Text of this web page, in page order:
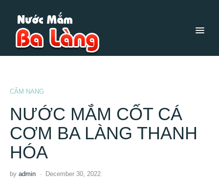
CẨM NANG
NƯỚC MẮM CỐT CÁ
CƠM BA LÀNG THANH
HÓA
by admin December 30, 2022